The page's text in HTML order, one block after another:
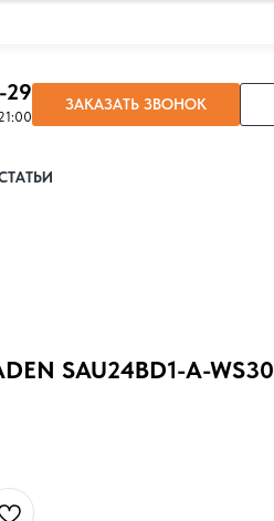
29 ЗАКАЗАТЬ ЗВОНОК
SAU24BD1-A-WS30